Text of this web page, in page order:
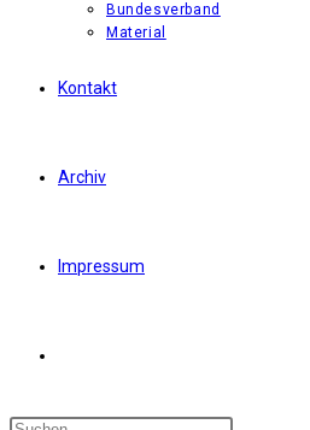
Bundesverband
Material
Kontakt
Archiv
Impressum